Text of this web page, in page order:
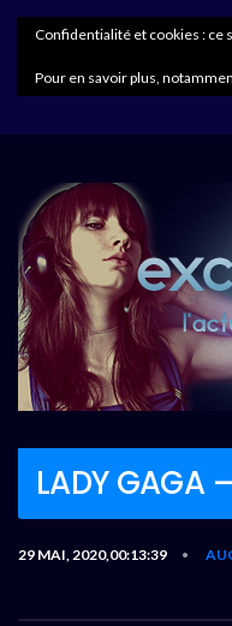
LADY GAGA
29 MAI, 2020,00:13:39 •
Confidentialité et cookies : ce
Pour en savoir plus,